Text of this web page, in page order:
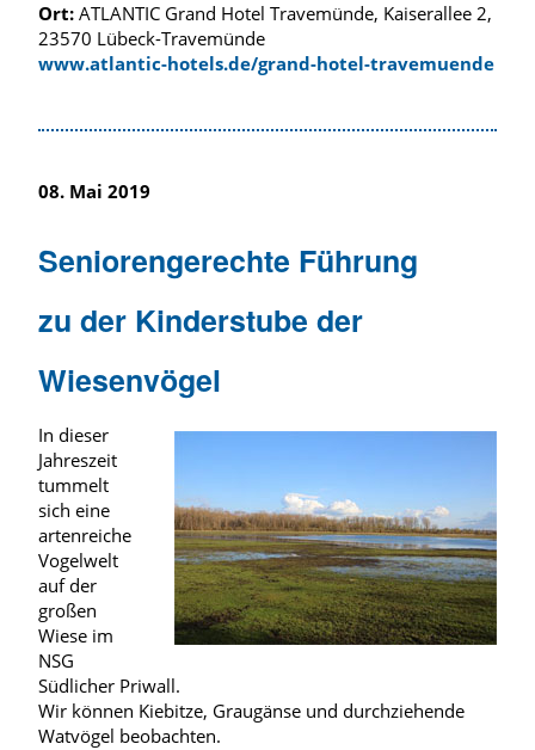
Ort: ATLANTIC Grand Hotel Travemünde, Kaiserallee 2,
23570 Lübeck-Travemünde
www.atlantic-hotels.de/grand-hotel-travemuende
08. Mai 2019
Seniorengerechte Führung
zu der Kinderstube der
Wiesenvögel
In dieser
Jahreszeit
tummelt
sich eine
artenreiche
Vogelwelt
auf der
großen
Wiese im
NSG
Südlicher Priwall.
Wir können Kiebitze, Graugänse und durchziehende
Watvögel beobachten.